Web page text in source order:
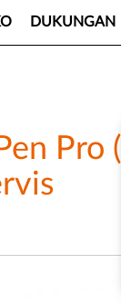
DUKUNGAN
Pro